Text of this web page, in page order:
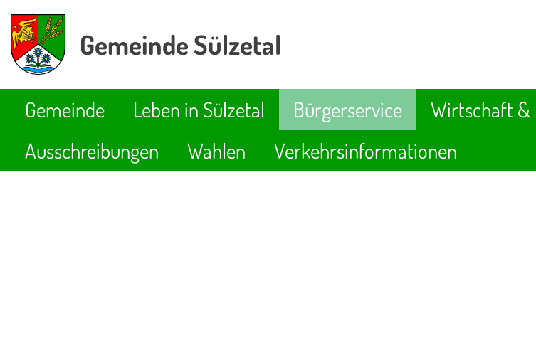
Gemeinde Sülzetal
Gemeinde Leben in Sülzetal Bürgerservice Wirtschaft &
Ausschreibungen
Wahlen Verkehrsinformationen